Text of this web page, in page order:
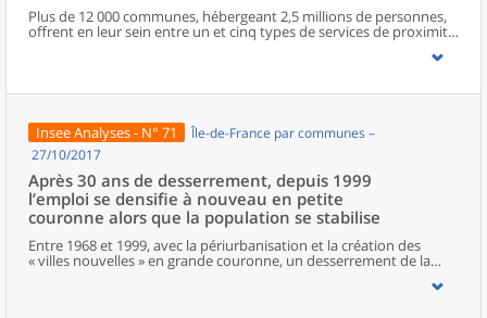
Plus de 12 000 communes, hébergeant 2,5 millions de personnes,
offrent en leur sein entre un et cinq types de services de proximité.
Dans ces communes, les artisans et les restaurants sont les plus
boulangeries ou les supérettes, n’apparaissent de façon
services de proximité. Quant aux services médicaux, ils sont situés
dans des communes bénéficiant d’un nombre d’équipements
encore plus large. Aux communes qui possèdent au moins un
possèdent aucun. Elles abritent 162 000 habitants.
Insee Analyses - N° 71
Île-de-France par communes –
27/10/2017
Après 30 ans de desserrement, depuis 1999
l’emploi se densifie à nouveau en petite
couronne alors que la population se stabilise
Entre 1968 et 1999, avec la périurbanisation et la création des
« villes nouvelles » en grande couronne, un desserrement de la
population et de l’emploi était à l’œuvre, réduisant la